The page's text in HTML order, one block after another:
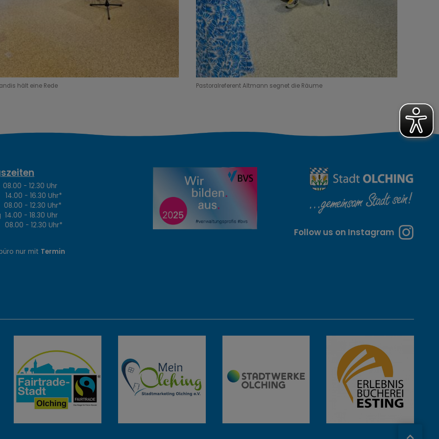
hält eine Rede Pastoralreferent Altmann segnet die Räume
- 12.30 Uhr
- 16.30 Uhr*
- 12.30 Uhr*
- 18.30 Uhr
- 12.30 Uhr*
nur mit Termin
Follow us on Instagram